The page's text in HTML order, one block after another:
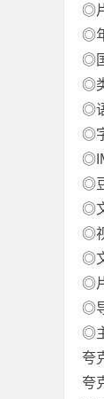
◎
◎
◎
◎
◎
◎
◎
◎
◎
◎
◎
◎
◎
夸
夸